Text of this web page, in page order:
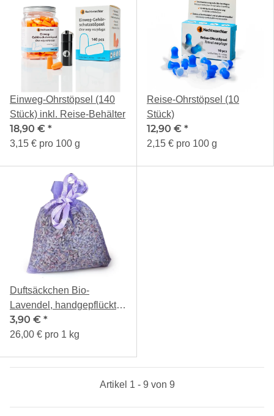
Einweg-Ohrstöpsel (140
Stück) inkl. Reise-Behälter
18,90 € *
3,15 € pro 100 g
Reise-Ohrstöpsel (10
Stück)
12,90 € *
2,15 € pro 100 g
Duftsäckchen Bio-
Lavendel, handgepflückt,
limitiert!
3,90 € *
26,00 € pro 1 kg
Artikel 1 - 9 von 9